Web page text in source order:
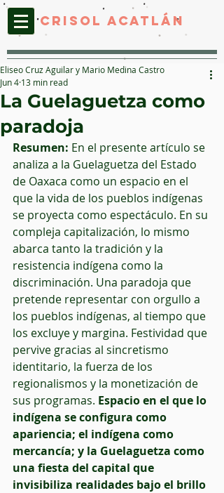
CRISOL ACATLáN
La Guelaguetza como
paradoja
Eliseo Cruz Aguilar y Mario Medina Castro
Jun 4 13 min read
Resumen: En el presente artículo se
analiza a la Guelaguetza del Estado
de Oaxaca como un espacio en el
que la vida de los pueblos indígenas
se proyecta como espectáculo. En su
compleja capitalización, lo mismo
abarca tanto la tradición y la
resistencia indígena como la
discriminación. Una paradoja que
pretende representar con orgullo a
los pueblos indígenas, al tiempo que
los excluye y margina. Festividad que
pervive gracias al sincretismo
identitario, la fuerza de los
regionalismos y la monetización de
sus programas. Espacio en el que lo
indígena se configura como
apariencia; el indígena como
mercancía; y la Guelaguetza como
una fiesta del capital que
invisibiliza realidades bajo el brillo